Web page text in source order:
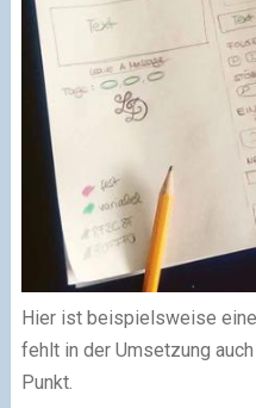
Hier ist beispielsweise
fehlt in der Umsetzung
Punkt.